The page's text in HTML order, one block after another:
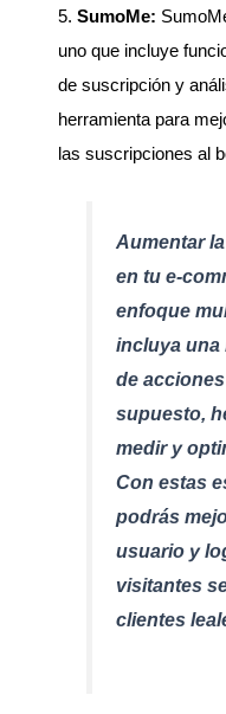
5. SumoMe:
uno que incluye
de suscripción y
herramienta para
las suscripciones al
Aumentar
en tu e-
enfoque
incluya una
de
supuesto,
medir y
Con estas
podrás
usuario y
visitantes
clientes